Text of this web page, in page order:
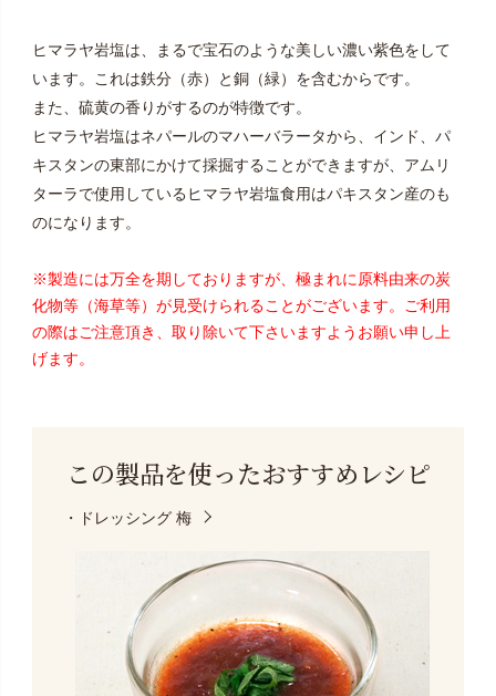
ヒマラヤ岩塩は、まるで宝石のような美しい濃い紫色をして
います。これは鉄分（赤）と銅（緑）を含むからです。
また、硫黄の香りがするのが特徴です。
ヒマラヤ岩塩はネパールのマハーバラータから、インド、パ
キスタンの東部にかけて採掘することができますが、アムリ
ターラで使用しているヒマラヤ岩塩食用はパキスタン産のも
のになります。
※製造には万全を期しておりますが、極まれに原料由来の炭
化物等（海草等）が見受けられることがございます。ご利用
の際はご注意頂き、取り除いて下さいますようお願い申し上
げます。
この製品を使ったおすすめレシピ
・ドレッシング 梅